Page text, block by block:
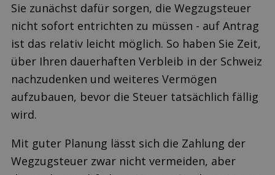
Sie zunächst dafür sorgen, die Wegzugsteuer
nicht sofort entrichten zu müssen - auf Antrag
ist das relativ leicht möglich. So haben Sie Zeit,
über Ihren dauerhaften Verbleib in der Schweiz
nachzudenken und weiteres Vermögen
aufzubauen, bevor die Steuer tatsächlich fällig
wird.
Mit guter Planung lässt sich die Zahlung der
Wegzugsteuer zwar nicht vermeiden, aber